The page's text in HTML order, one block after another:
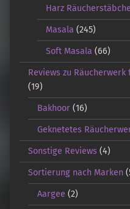
Harz
Masala (245)
Soft Masala (66)
Reviews zu
(19)
Bakhoor(16)
Geknetetes
Sonstige Reviews (4)
Sortierung nach Marken
Aargee (2)